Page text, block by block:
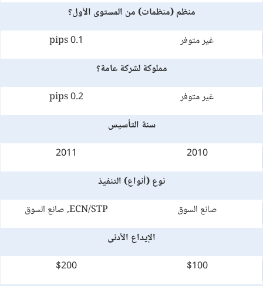
منظم (منظمات) من المستوى الأول؟
غير متوفر
0.1 pips
مملوكة لشركة عامة؟
غير متوفر
0.2 pips
سنة التأسيس
2010
2011
نوع (أنواع) التنفيذ
صانع السوق
ECN/STP, صانع السوق
الإيداع الأدنى
$100
$200